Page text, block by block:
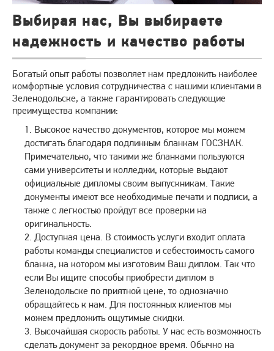
Выбирая нас, Вы выбираете
надежность и качество работы
Богатый опыт работы позволяет нам предложить наиболее
комфортные условия сотрудничества с нашими клиентами в
Зеленодольске, а также гарантировать следующие
преимущества компании:
Высокое качество документов, которое мы можем
достигать благодаря подлинным бланкам ГОСЗНАК.
Примечательно, что такими же бланками пользуются
сами университеты и колледжи, которые выдают
официальные дипломы своим выпускникам. Такие
документы имеют все необходимые печати и подписи, а
также с легкостью пройдут все проверки на
оригинальность.
Доступная цена. В стоимость услуги входит оплата
работы команды специалистов и себестоимость самого
бланка, на котором мы изготовим Ваш диплом. Так что
если Вы ищите способы приобрести диплом в
Зеленодольске по приятной цене, то однозначно
обращайтесь к нам. Для постоянных клиентов мы
можем предложить ощутимые скидки.
Высочайшая скорость работы. У нас есть возможность
сделать документ за рекордное время. Обычно на